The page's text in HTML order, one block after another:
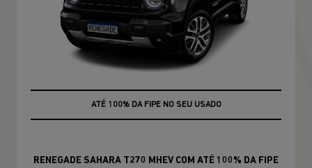
+ TAXA 0%
RENEGADE SAHARA T270 MHEV COM ATÉ 100% DA FIPE